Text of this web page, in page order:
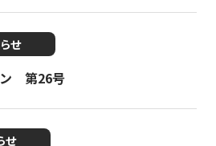
せ
ン 第26号
せ